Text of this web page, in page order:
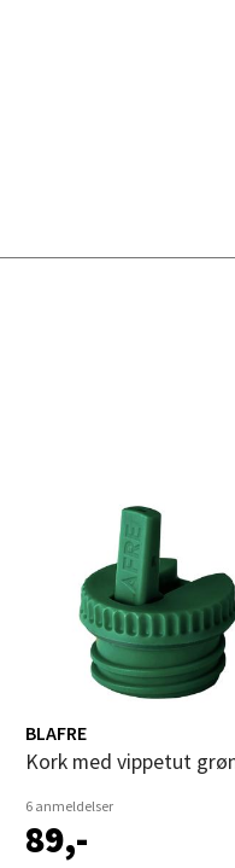
BLAFRE
Kork med vippetut
6 anmeldelser
89,-
Åpent
0 i